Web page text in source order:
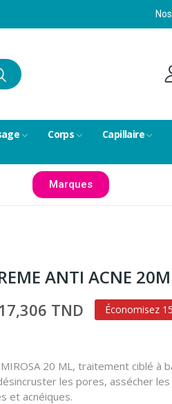
Corps Capillaire
Marques
ANTI ACNE
17,306 TND Économisez
20 ML, traitement ciblé à
les pores, assécher
et acnéiques.